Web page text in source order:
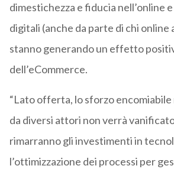
dimestichezza e fiducia nell’online
digitali (anche da parte di chi online
stanno generando un effetto
dell’eCommerce.
“Lato offerta, lo sforzo encomiabile
da diversi attori non verrà
rimarranno gli investimenti in
l’ottimizzazione dei processi per